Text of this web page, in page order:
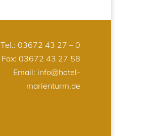
Tel.: 03672 43 27 – 0
Fax: 03672 43 27 58
Email: info@hotel-
marienturm.de